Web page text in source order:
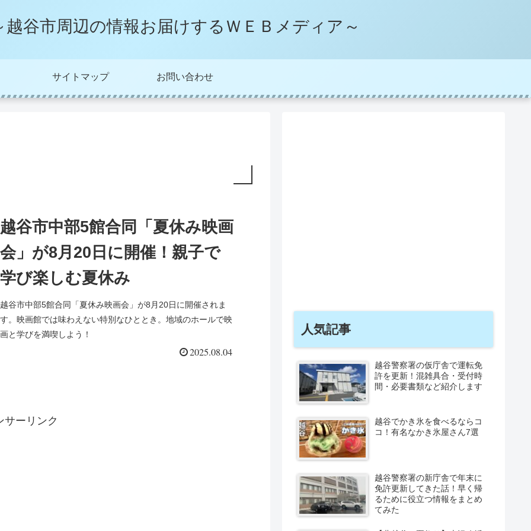
谷市周辺の情報お届けするＷＥＢメディア～
サイトマップ お問い合わせ
越谷市中部5館合同「夏休み映画
会」が8月20日に開催！親子で
学び楽しむ夏休み
越谷市中部5館合同「夏休み映画会」が8月20日に開催されま
す。映画館では味わえない特別なひととき。地域のホールで映
画と学びを満喫しよう！
2025.08.04
サーリンク
人気記事
越谷警察署の仮庁舎で運転免
許を更新！混雑具合・受付時
間・必要書類など紹介します
越谷でかき氷を食べるならコ
コ！有名なかき氷屋さん7選
越谷警察署の新庁舎で年末に
免許更新してきた話！早く帰
るために役立つ情報をまとめ
てみた